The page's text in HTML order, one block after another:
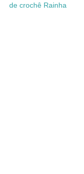
de crochê Rainha